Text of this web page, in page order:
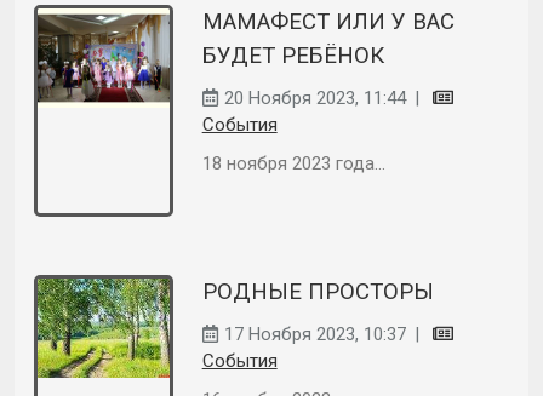
МАМАФЕСТ ИЛИ У ВАС
БУДЕТ РЕБЁНОК
20 Ноября 2023, 11:44 |
События
18 ноября 2023 года...
РОДНЫЕ ПРОСТОРЫ
17 Ноября 2023, 10:37 |
События